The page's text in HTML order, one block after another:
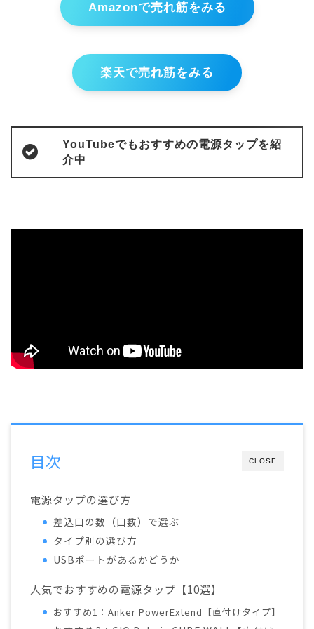
Amazonで売れ筋をみる
楽天で売れ筋をみる
YouTubeでもおすすめの電源タップを紹
介中
CLOSE
目次
電源タップの選び方
差込口の数（口数）で選ぶ
タイプ別の選び方
USBポートがあるかどうか
人気でおすすめの電源タップ【10選】
おすすめ1：Anker PowerExtend【直付けタイプ】